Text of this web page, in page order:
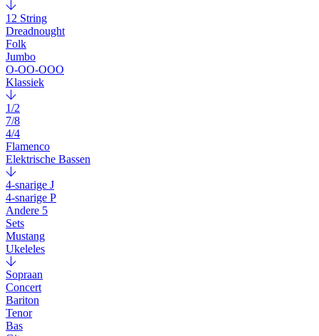
12 String
Dreadnought
Folk
Jumbo
O-OO-OOO
Klassiek
1/2
7/8
4/4
Flamenco
Elektrische Bassen
4-snarige J
4-snarige P
Andere 5
Sets
Mustang
Ukeleles
Sopraan
Concert
Bariton
Tenor
Bas